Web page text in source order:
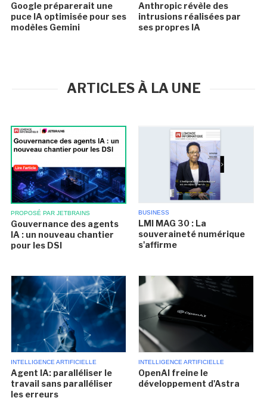
Google préparerait une
puce IA optimisée pour ses
modèles Gemini
Anthropic révèle des
intrusions réalisées par
ses propres IA
ARTICLES À LA UNE
PROPOSÉ PAR JETBRAINS
Gouvernance des agents
IA : un nouveau chantier
pour les DSI
BUSINESS
LMI MAG 30 : La
souveraineté numérique
s'affirme
INTELLIGENCE ARTIFICIELLE
Agent IA: paralléliser le
travail sans paralléliser
les erreurs
INTELLIGENCE ARTIFICIELLE
OpenAI freine le
développement d'Astra